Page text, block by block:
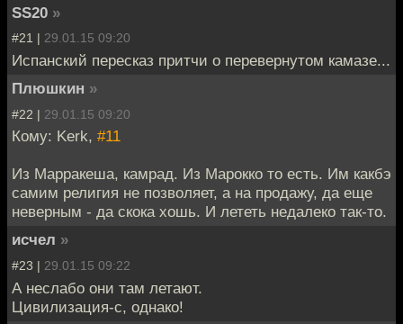
SS20 »
#21 | 29.01.15 09:20
Испанский пересказ притчи о перевернутом камазе...
Плюшкин »
#22 | 29.01.15 09:20
Кому: Kerk, #11
Из Марракеша, камрад. Из Марокко то есть. Им какбэ
самим религия не позволяет, а на продажу, да еще
неверным - да скока хошь. И лететь недалеко так-то.
исчел »
#23 | 29.01.15 09:22
А неслабо они там летают.
Цивилизация-с, однако!